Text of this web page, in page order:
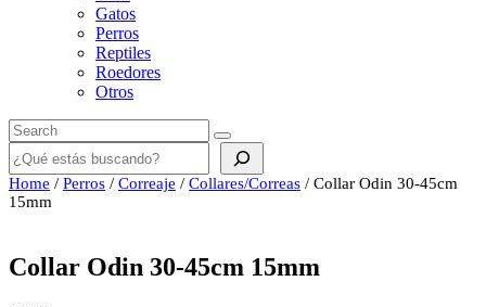
Gatos
Perros
Reptiles
Roedores
Otros
Buscar
Home / Perros / Correaje / Collares/Correas / Collar Odin 30-45cm
15mm
Collar Odin 30-45cm 15mm